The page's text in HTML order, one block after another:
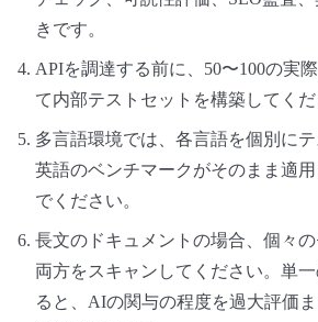
きです。
APIを調達する前に、50〜100の実
て内部テストセットを構築してくだ
多言語環境では、各言語を個別にテ
英語のベンチマークがそのまま適
でください。
長文のドキュメントの場合、個々
両方をスキャンしてください。単
ると、AIの関与の程度を過大評価